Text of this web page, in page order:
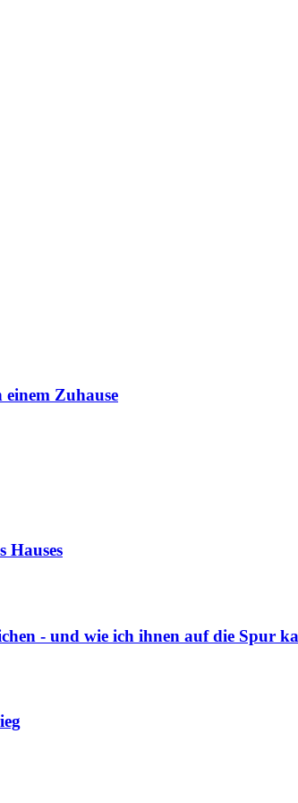
Zuhause
Hauses
- und wie ich ihnen auf die Spur